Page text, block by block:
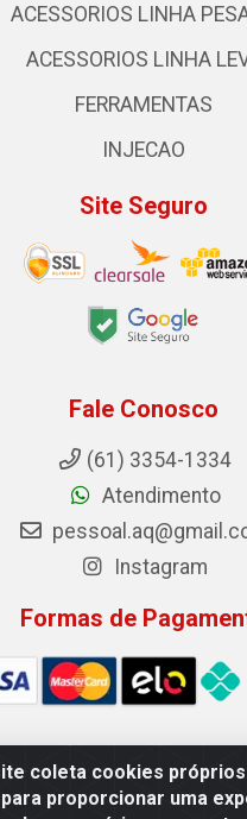
coleta cookies
proporcionar uma
ACESSORIOS LINHA
ACESSORIOS LINHA
FERRAMENTAS
INJECAO
Site Seguro
Fale Conosco
(61) 3354-1334
Atendimento
Instagram
Formas de
Comercio de Pecas LTDA -
Taguatinga, Brasília/DF - CEP